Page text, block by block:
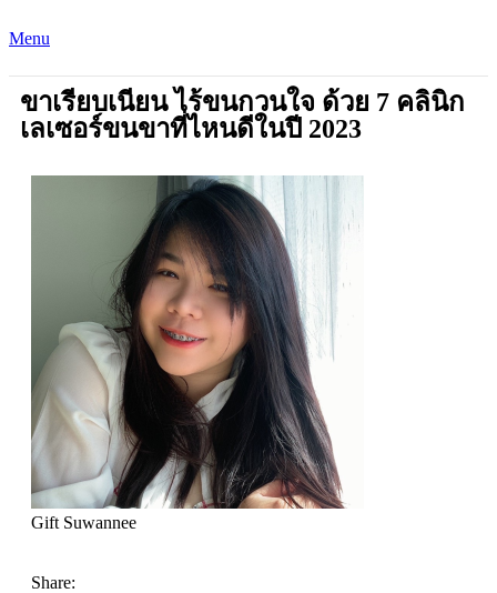
Menu
ขาเรียบเนียน ไร้ขนกวนใจ ด้วย 7 คลินิก
เลเซอร์ขนขาที่ไหนดีในปี 2023
Gift Suwannee
Share: